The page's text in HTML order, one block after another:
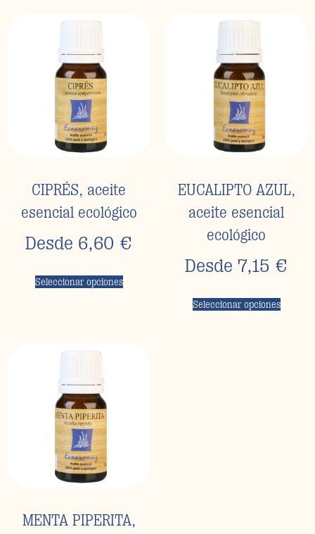
CIPRÉS, aceite
esencial ecológico
Desde 6,60 €
Seleccionar opciones
EUCALIPTO AZUL,
aceite esencial
ecológico
Desde 7,15 €
Seleccionar opciones
MENTA PIPERITA,